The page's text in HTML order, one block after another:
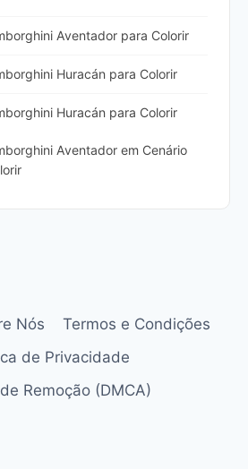
Aventador para Colorir
Huracán para Colorir
Huracán para Colorir
Aventador em Cenário
Nós
Termos e Condições
de Privacidade
Remoção (DMCA)